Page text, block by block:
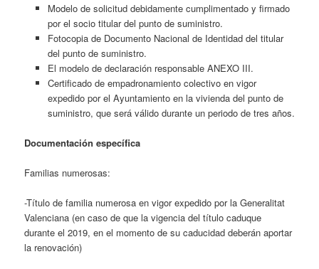
Modelo de solicitud debidamente cumplimentado y firmado
por el socio titular del punto de suministro.
Fotocopia de Documento Nacional de Identidad del titular
del punto de suministro.
El modelo de declaración responsable ANEXO III.
Certificado de empadronamiento colectivo en vigor
expedido por el Ayuntamiento en la vivienda del punto de
suministro, que será válido durante un periodo de tres años.
Documentación específica
Familias numerosas:
-Título de familia numerosa en vigor expedido por la Generalitat
Valenciana (en caso de que la vigencia del título caduque
durante el 2019, en el momento de su caducidad deberán aportar
la renovación)